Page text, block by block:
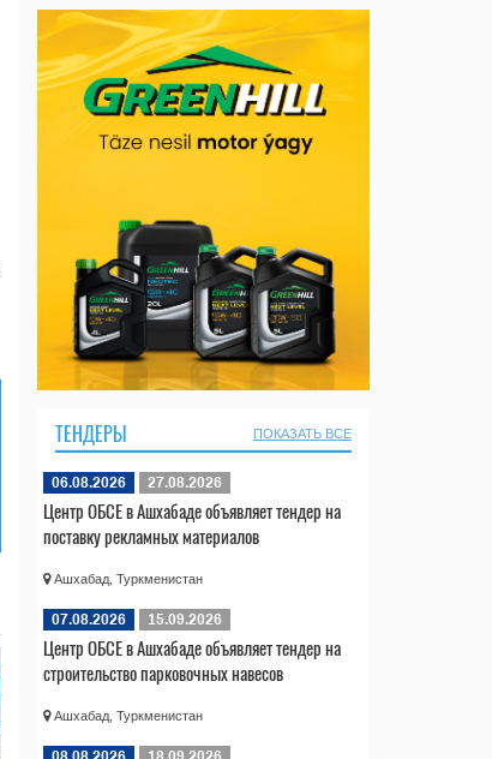
ТЕНДЕРЫ ПОКАЗАТЬ ВСЕ
06.08.2026 27.08.2026
Центр ОБСЕ в Ашхабаде объявляет тендер на
поставку рекламных материалов
Ашхабад, Туркменистан
07.08.2026 15.09.2026
Центр ОБСЕ в Ашхабаде объявляет тендер на
строительство парковочных навесов
Ашхабад, Туркменистан